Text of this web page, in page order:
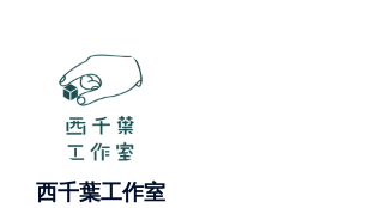
西千葉工作室